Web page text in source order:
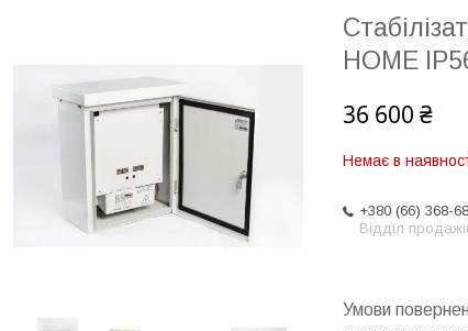
HOME
36 600 ₴
Немає в
+380 (66) 368-
Відділ